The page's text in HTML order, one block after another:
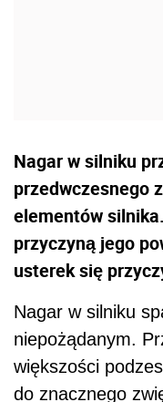
Nagar w silniku
przedwczesnego
elementów
przyczyną jego
usterek się
Nagar w silniku
niepożądanym.
większości
do znacznego